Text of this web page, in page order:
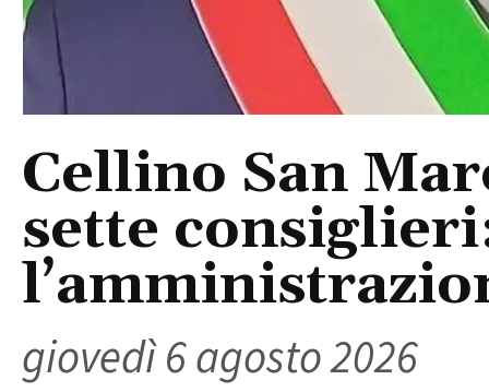
Cellino San
sette
giovedì 6 agosto 2026